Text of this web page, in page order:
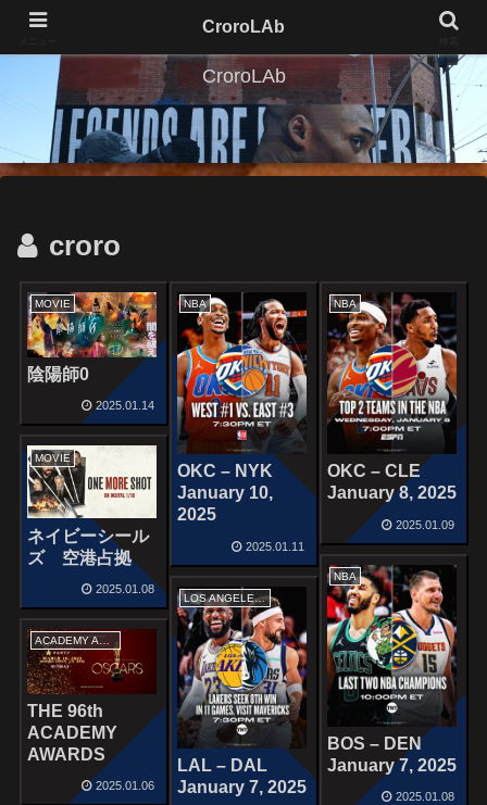
CroroLAb
croro
MOVIE
陰陽師0
2025.01.14
NBA
OKC – NYK
January 10,
2025
2025.01.11
NBA
OKC – CLE
January 8, 2025
2025.01.09
MOVIE
ネイビーシール
ズ 空港占拠
2025.01.08
NBA
BOS – DEN
January 7, 2025
2025.01.08
LOS ANGELES LAKERS
LAL – DAL
January 7, 2025
ACADEMY AWARDS
THE 96th
ACADEMY
AWARDS
2025.01.06
CroroLAb